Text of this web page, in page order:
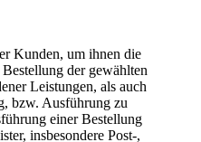
Kunden, um ihnen die
der gewählten
Leistungen, als auch
bzw. Ausführung zu
einer Bestellung
insbesondere Post-,